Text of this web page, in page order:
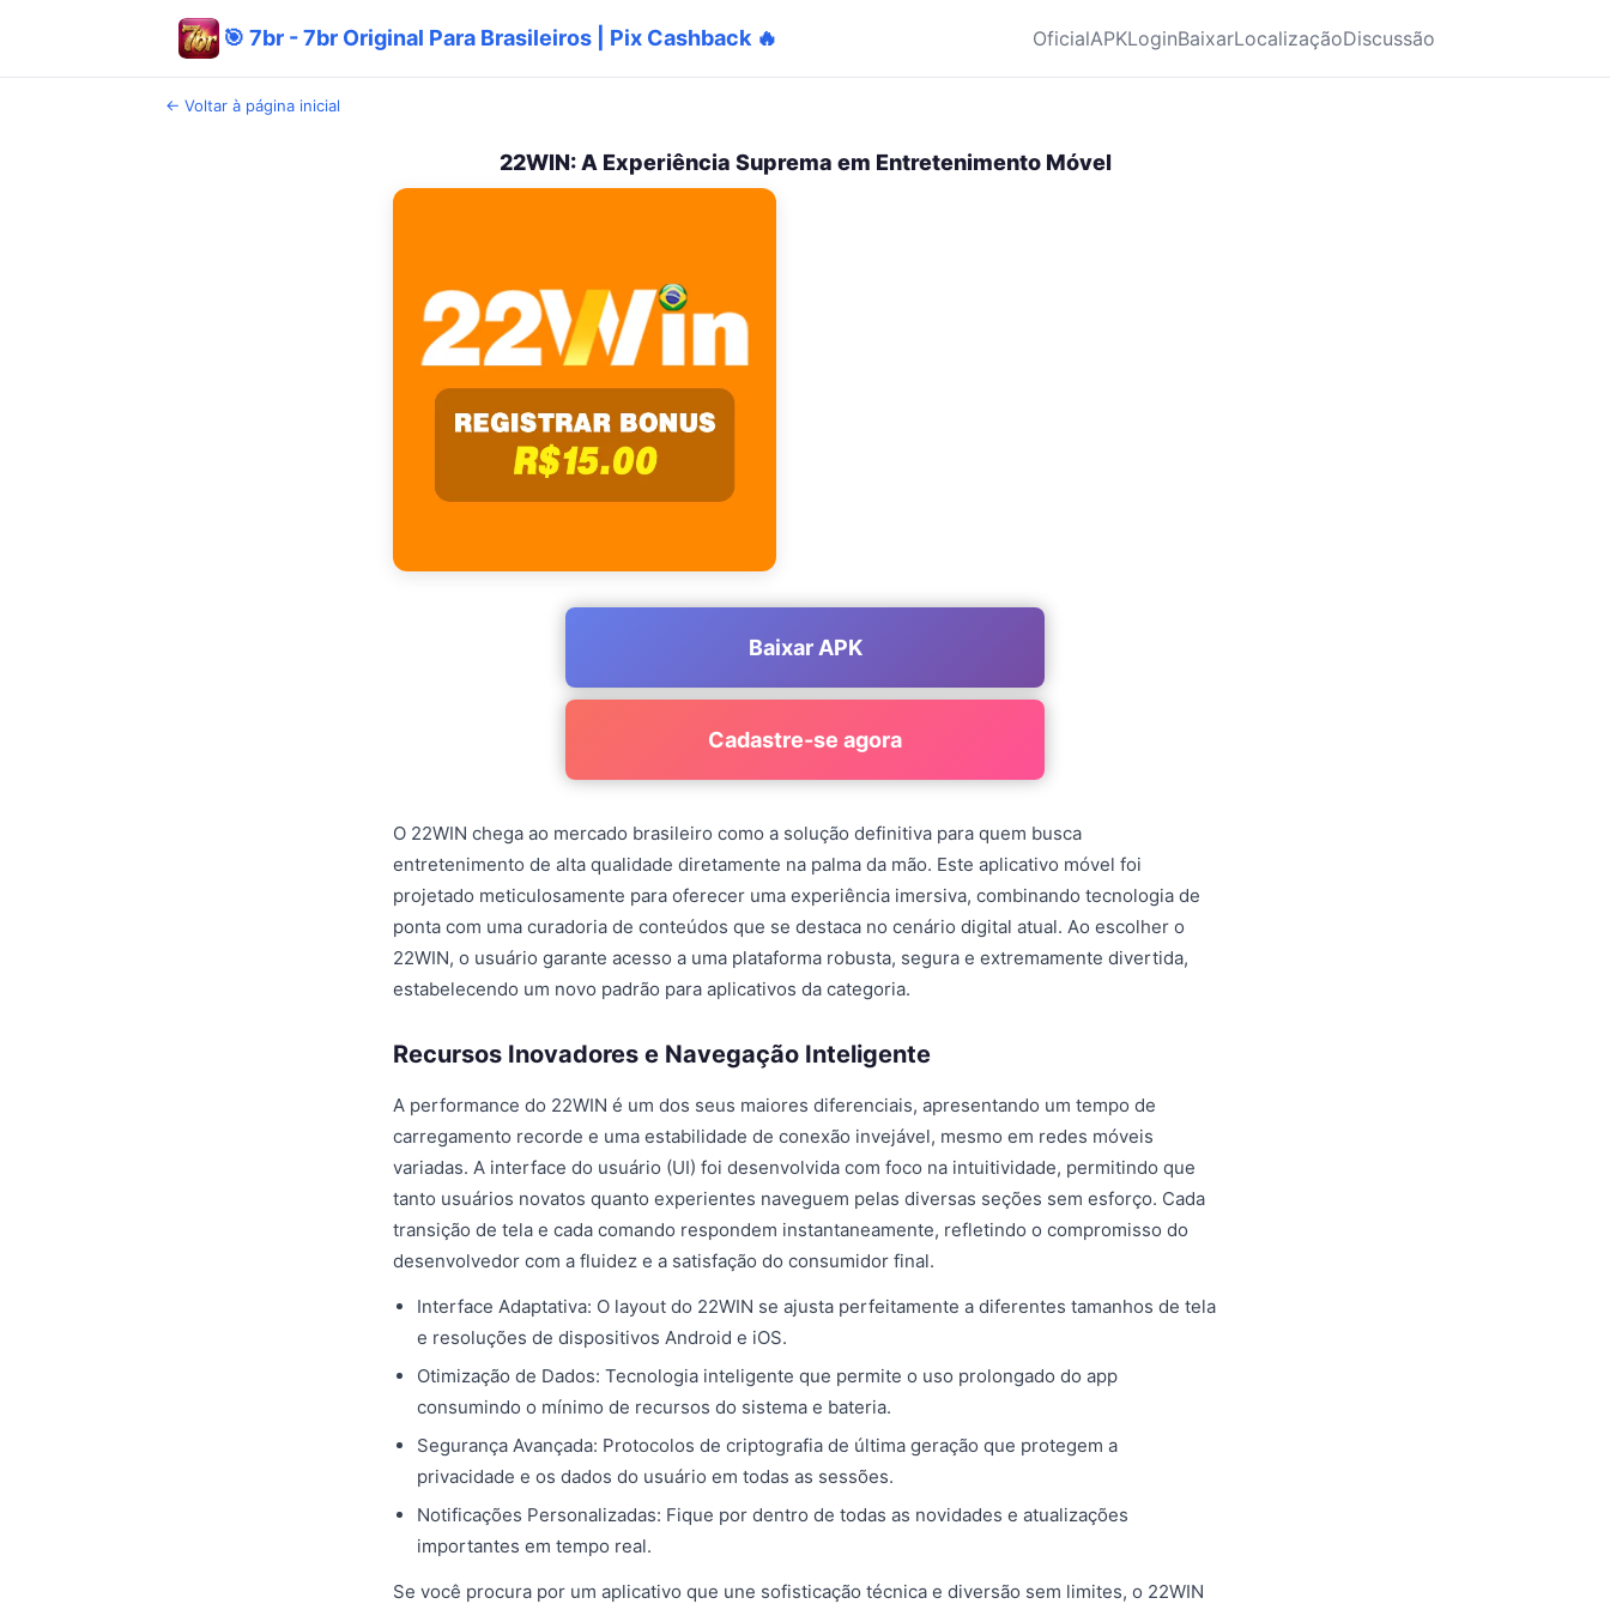
🎯 7br - 7br Original Para Brasileiros | Pix Cashback 🔥 OficialAPKLoginBaixarLocalizaçãoDiscussão
← Voltar à página inicial
22WIN: A Experiência Suprema em Entretenimento Móvel
Baixar APK
Cadastre-se agora
O 22WIN chega ao mercado brasileiro como a solução definitiva para quem busca
entretenimento de alta qualidade diretamente na palma da mão. Este aplicativo móvel foi
projetado meticulosamente para oferecer uma experiência imersiva, combinando tecnologia de
ponta com uma curadoria de conteúdos que se destaca no cenário digital atual. Ao escolher o
22WIN, o usuário garante acesso a uma plataforma robusta, segura e extremamente divertida,
estabelecendo um novo padrão para aplicativos da categoria.
Recursos Inovadores e Navegação Inteligente
A performance do 22WIN é um dos seus maiores diferenciais, apresentando um tempo de
carregamento recorde e uma estabilidade de conexão invejável, mesmo em redes móveis
variadas. A interface do usuário (UI) foi desenvolvida com foco na intuitividade, permitindo que
tanto usuários novatos quanto experientes naveguem pelas diversas seções sem esforço. Cada
transição de tela e cada comando respondem instantaneamente, refletindo o compromisso do
desenvolvedor com a fluidez e a satisfação do consumidor final.
Interface Adaptativa: O layout do 22WIN se ajusta perfeitamente a diferentes tamanhos de tela
e resoluções de dispositivos Android e iOS.
Otimização de Dados: Tecnologia inteligente que permite o uso prolongado do app
consumindo o mínimo de recursos do sistema e bateria.
Segurança Avançada: Protocolos de criptografia de última geração que protegem a
privacidade e os dados do usuário em todas as sessões.
Notificações Personalizadas: Fique por dentro de todas as novidades e atualizações
importantes em tempo real.
Se você procura por um aplicativo que une sofisticação técnica e diversão sem limites, o 22WIN